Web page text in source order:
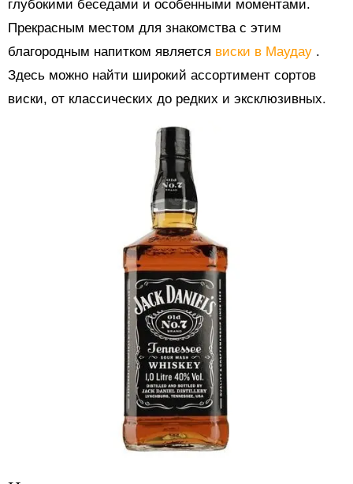
глубокими беседами и особенными моментами.
Прекрасным местом для знакомства с этим
благородным напитком является виски в Маудау .
Здесь можно найти широкий ассортимент сортов
виски, от классических до редких и эксклюзивных.